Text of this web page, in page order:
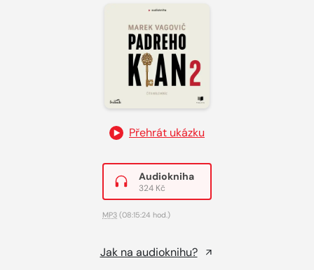
Přehrát ukázku
Audiokniha
324 Kč
MP3 (08:15:24 hod.)
Jak na audioknihu?